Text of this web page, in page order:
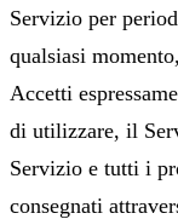
Servizio per
qualsiasi
Accetti
di utilizzare, il
Servizio e tutti i
consegnati